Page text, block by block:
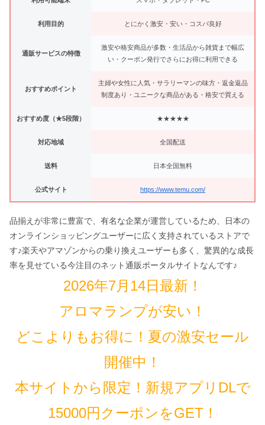
利用目的 とにかく激安・安い・コスパ良好
通販サービスの特徴
激安や格安商品が多数・生活品から雑貨まで幅広
い・クーポン発行でさらにお得に利用できる
おすすめポイント
主婦や女性に人気・サラリーマンの味方・返金返品
制度あり・ユニークな商品がある・格安で買える
おすすめ度（★5段階） ★★★★★
対応地域 全国配送
送料 日本全国無料
公式サイト https://www.temu.com/
品揃えが非常に豊富で、有名な企業が運営しているため、日本の
オンラインショッピングユーザーに広く支持されているストアで
す♪楽天やアマゾンからの乗り換えユーザーも多く、驚異的な成長
率を見せている今注目のネット通販ポータルサイトなんです♪
2026年7月14日最新！
アロマランプが安い！
どこよりもお得に！夏の激安セール
開催中！
本サイトから限定！新規アプリDLで
15000円クーポンをGET！